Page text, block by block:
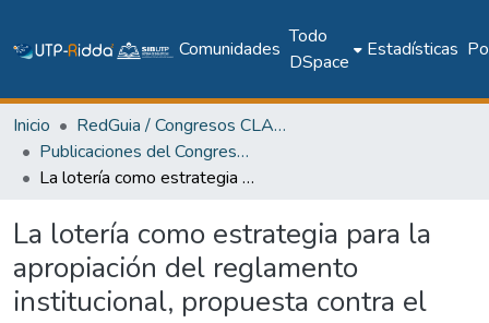
Comunidades
Todo
DSpace
Estadísticas
Inicio
RedGuia / Congresos CLABES
Publicaciones del Congreso Internacional CLABES
La lotería como estrategia para la apropiación del reglamento institucional, propuesta contra el abandono escolar: proyecto piloto, logros y desafíos.
La lotería como estrategia para la
apropiación del reglamento
institucional, propuesta contra el